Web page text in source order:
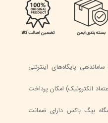
ساماندهی پایگاه‌های اینترنتی
اعتماد الکترونیک) امکان پرداخت
بیگ باکس دارای ضمانت